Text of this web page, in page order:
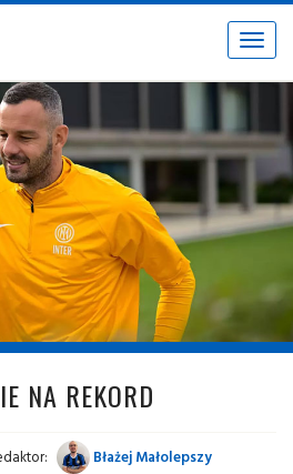
Toggle
NA REKORD
Błażej Małolepszy